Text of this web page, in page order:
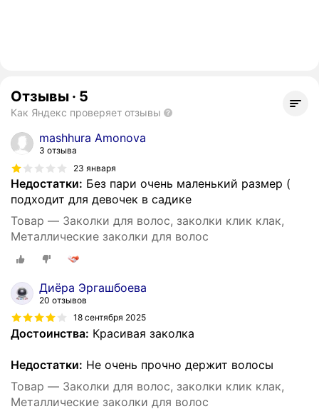
Отзывы · 5
Как Яндекс проверяет отзывы
mashhura Amonova
3 отзыва
23 января
Недостатки: Без пари очень маленький размер (
подходит для девочек в садике
Товар — Заколки для волос, заколки клик клак,
Металлические заколки для волос
Диёра Эргашбоева
20 отзывов
18 сентября 2025
Достоинства: Красивая заколка
Недостатки: Не очень прочно держит волосы
Товар — Заколки для волос, заколки клик клак,
Металлические заколки для волос